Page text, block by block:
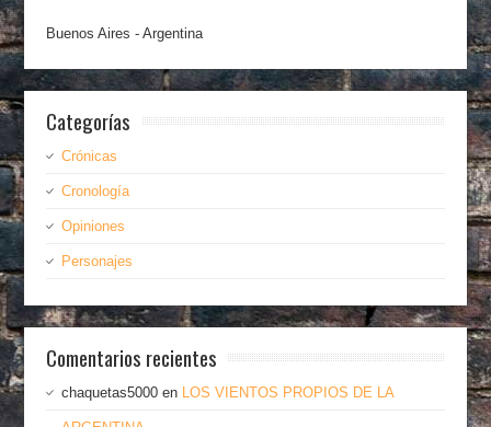
Buenos Aires - Argentina
Categorías
Crónicas
Cronología
Opiniones
Personajes
Comentarios recientes
chaquetas5000 en LOS VIENTOS PROPIOS DE LA